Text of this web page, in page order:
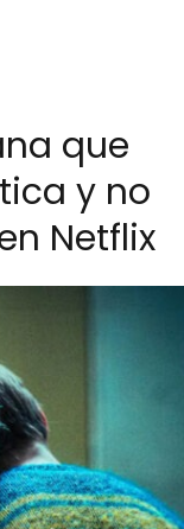
que
y no
Netflix